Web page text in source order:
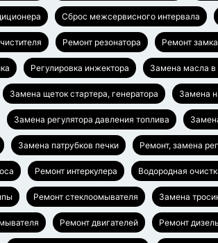
Сброс межсервисного интервала
Ремонт резонатора Ремонт
Регулировка инжектора Замена масла
Замена щеток стартера, генератора Замена
Замена регулятора давления топлива
Замена патрубков печки Ремонт, замена
Ремонт интеркулера Водородная
Ремонт стеклоомывателя Замена
Ремонт двигателей Ремонт